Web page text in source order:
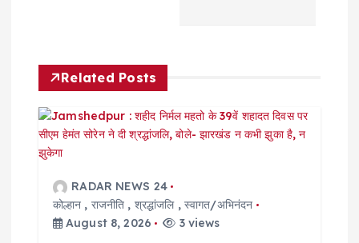
v
g
Related Posts
RADAR NEWS 24
कोल्हान , राजनीति , श्रद्धांजलि, स्वागत/अभिनंदन
August 8, 2026
3 views